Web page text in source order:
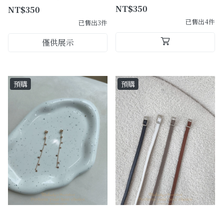
NT$350
已售出3件
僅供展示
NT$350
已售出4件
預購 預購